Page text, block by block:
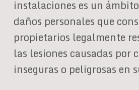
instalaciones es un
daños personales que
propietarios legalmente
las lesiones causadas por
inseguras o peligrosas en